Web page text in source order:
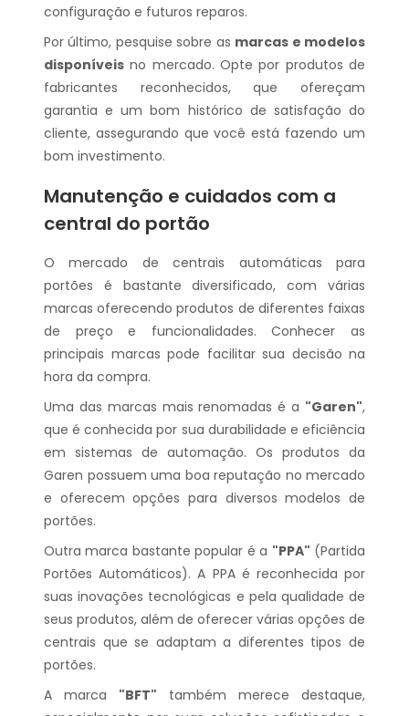
configuração e futuros reparos.
Por último, pesquise sobre as marcas e modelos
disponíveis no mercado. Opte por produtos de
fabricantes reconhecidos, que ofereçam
garantia e um bom histórico de satisfação do
cliente, assegurando que você está fazendo um
bom investimento.
Manutenção e cuidados com a
central do portão
O mercado de centrais automáticas para
portões é bastante diversificado, com várias
marcas oferecendo produtos de diferentes faixas
de preço e funcionalidades. Conhecer as
principais marcas pode facilitar sua decisão na
hora da compra.
Uma das marcas mais renomadas é a "Garen",
que é conhecida por sua durabilidade e eficiência
em sistemas de automação. Os produtos da
Garen possuem uma boa reputação no mercado
e oferecem opções para diversos modelos de
portões.
Outra marca bastante popular é a "PPA" (Partida
Portões Automáticos). A PPA é reconhecida por
suas inovações tecnológicas e pela qualidade de
seus produtos, além de oferecer várias opções de
centrais que se adaptam a diferentes tipos de
portões.
A marca "BFT" também merece destaque,